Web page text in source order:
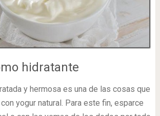
hidratante
y hermosa es una de las cosas que
yogur natural. Para este fin, esparce